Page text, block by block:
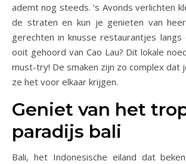
ademt nog steeds. ’s Avonds verlichten
de straten en kun je genieten van
gerechten in knusse restaurantjes
ooit gehoord van Cao Lau? Dit lokale
must-try! De smaken zijn zo complex dat
ze het voor elkaar krijgen.
Geniet van het
paradijs bali
Bali, het Indonesische eiland dat